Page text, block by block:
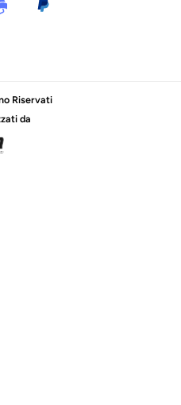
Riservati
da